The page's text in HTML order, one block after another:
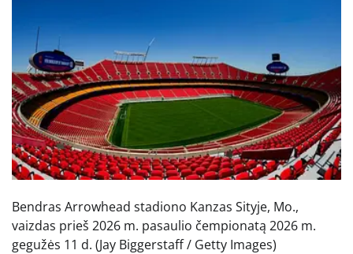
Bendras Arrowhead stadiono Kanzas Sityje, Mo.,
vaizdas prieš 2026 m. pasaulio čempionatą 2026 m.
gegužės 11 d. (Jay Biggerstaff / Getty Images)